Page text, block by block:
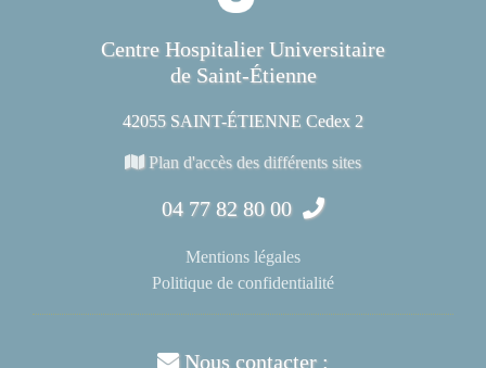
Centre Hospitalier Universitaire
de Saint-Étienne
42055 SAINT-ÉTIENNE Cedex 2
Plan d'accès des différents sites
04 77 82 80 00
Mentions légales
Politique de confidentialité
Nous contacter :